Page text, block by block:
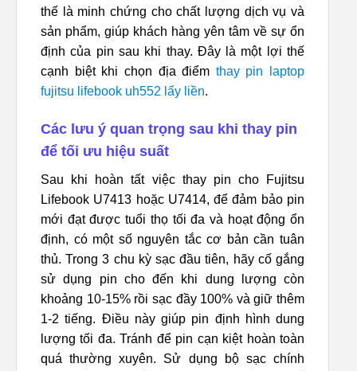
thế là minh chứng cho chất lượng dịch vụ và
sản phẩm, giúp khách hàng yên tâm về sự ổn
định của pin sau khi thay. Đây là một lợi thế
cạnh biệt khi chọn địa điểm thay pin laptop
fujitsu lifebook uh552 lấy liền.
Các lưu ý quan trọng sau khi thay pin
để tối ưu hiệu suất
Sau khi hoàn tất việc thay pin cho Fujitsu
Lifebook U7413 hoặc U7414, để đảm bảo pin
mới đạt được tuổi thọ tối đa và hoạt động ổn
định, có một số nguyên tắc cơ bản cần tuân
thủ. Trong 3 chu kỳ sạc đầu tiên, hãy cố gắng
sử dụng pin cho đến khi dung lượng còn
khoảng 10-15% rồi sạc đầy 100% và giữ thêm
1-2 tiếng. Điều này giúp pin định hình dung
lượng tối đa. Tránh để pin cạn kiệt hoàn toàn
quá thường xuyên. Sử dụng bộ sạc chính